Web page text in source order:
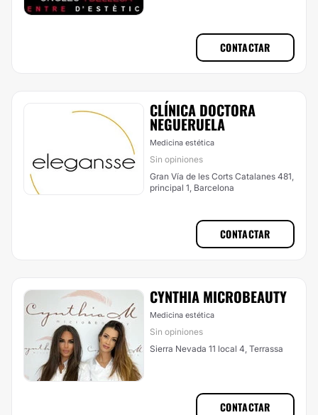
CONTACTAR
CLÍNICA DOCTORA
NEGUERUELA
Medicina estética
Sin opiniones
Gran Vía de les Corts Catalanes 481,
principal 1, Barcelona
CONTACTAR
CYNTHIA MICROBEAUTY
Medicina estética
Sin opiniones
Sierra Nevada 11 local 4, Terrassa
CONTACTAR